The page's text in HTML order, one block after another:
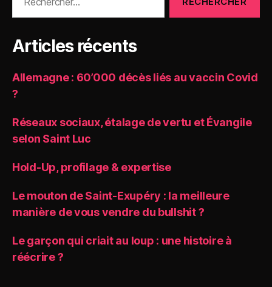
Articles récents
Allemagne : 60’000 décès liés au vaccin Covid
?
Réseaux sociaux, étalage de vertu et Évangile
selon Saint Luc
Hold-Up, profilage & expertise
Le mouton de Saint-Exupéry : la meilleure
manière de vous vendre du bullshit ?
Le garçon qui criait au loup : une histoire à
réécrire ?